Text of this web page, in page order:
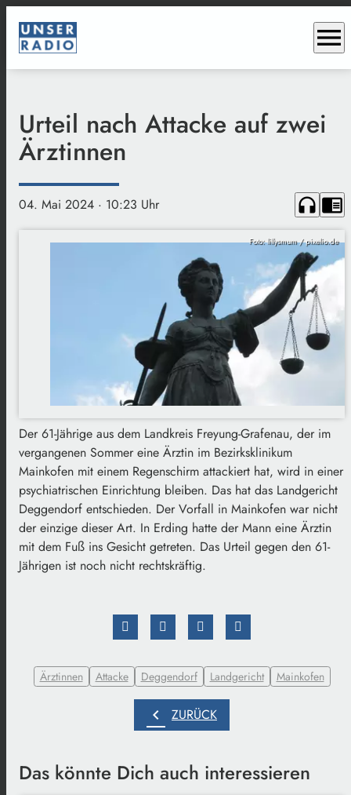
menu
Urteil nach Attacke auf zwei
Ärztinnen
04. Mai 2024 · 10:23 Uhr headphones chrome_reader_mode
Foto: lillysmum / pixelio.de
Der 61-Jährige aus dem Landkreis Freyung-Grafenau, der im
vergangenen Sommer eine Ärztin im Bezirksklinikum
Mainkofen mit einem Regenschirm attackiert hat, wird in einer
psychiatrischen Einrichtung bleiben. Das hat das Landgericht
Deggendorf entschieden. Der Vorfall in Mainkofen war nicht
der einzige dieser Art. In Erding hatte der Mann eine Ärztin
mit dem Fuß ins Gesicht getreten. Das Urteil gegen den 61-
Jährigen ist noch nicht rechtskräftig.
Ärztinnen Attacke Deggendorf Landgericht Mainkofen
chevron_left ZURÜCK
Das könnte Dich auch interessieren